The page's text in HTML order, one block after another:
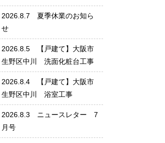
2026.8.7 夏季休業のお知ら
せ
2026.8.5 【戸建て】大阪市
生野区中川 洗面化粧台工事
2026.8.4 【戸建て】大阪市
生野区中川 浴室工事
2026.8.3 ニュースレター 7
月号